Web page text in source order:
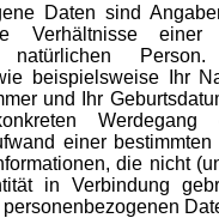
Daten sind
Verhältnisse einer
natürlichen
beispielsweise Ihr
und Ihr
einer
die nicht
in Verbindung